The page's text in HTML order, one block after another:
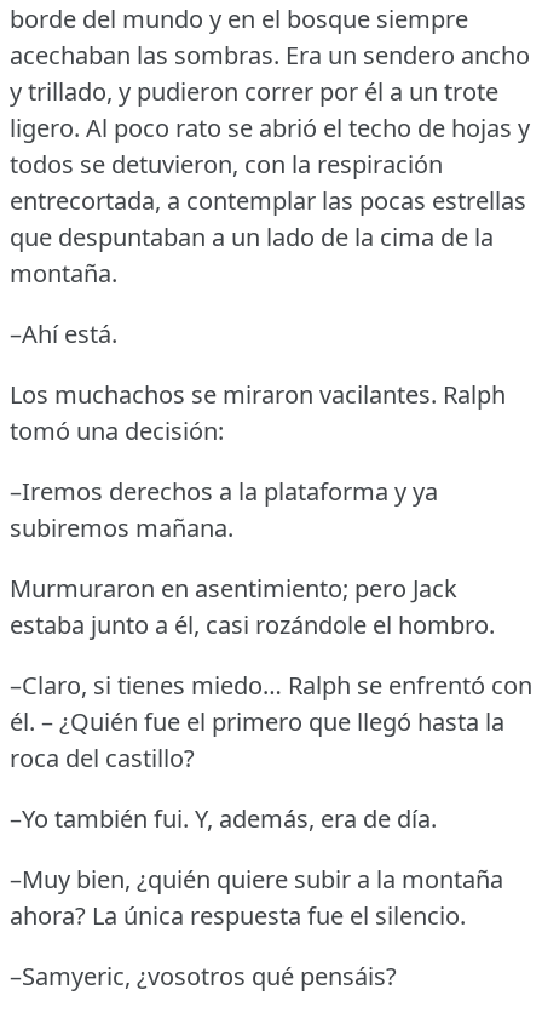
borde del mundo y en el bosque siempre
acechaban las sombras. Era un sendero ancho
y trillado, y pudieron correr por él a un trote
ligero. Al poco rato se abrió el techo de hojas y
todos se detuvieron, con la respiración
entrecortada, a contemplar las pocas estrellas
que despuntaban a un lado de la cima de la
montaña.
–Ahí está.
Los muchachos se miraron vacilantes. Ralph
tomó una decisión:
–Iremos derechos a la plataforma y ya
subiremos mañana.
Murmuraron en asentimiento; pero Jack
estaba junto a él, casi rozándole el hombro.
–Claro, si tienes miedo… Ralph se enfrentó con
él. – ¿Quién fue el primero que llegó hasta la
roca del castillo?
–Yo también fui. Y, además, era de día.
–Muy bien, ¿quién quiere subir a la montaña
ahora? La única respuesta fue el silencio.
–Samyeric, ¿vosotros qué pensáis?